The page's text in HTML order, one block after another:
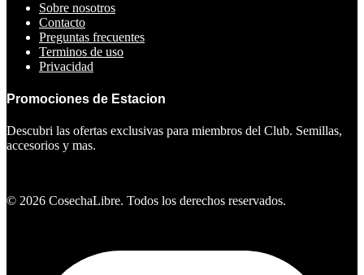
Sobre nosotros
Contacto
Preguntas frecuentes
Terminos de uso
Privacidad
Promociones de Estacion
Descubri las ofertas exclusivas para miembros del Club. Semillas,
accesorios y mas.
© 2026 CosechaLibre. Todos los derechos reservados.